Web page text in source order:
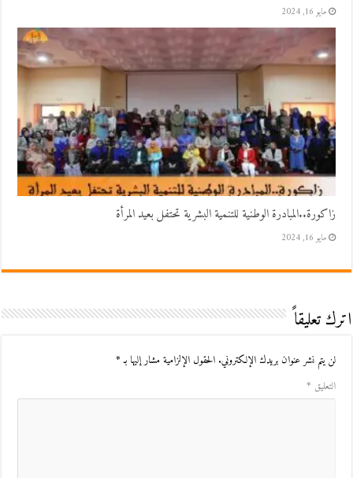
مايو 16, 2024
زاكورة..المبادرة الوطنية للتنمية البشرية تحتفل بعيد المرأة
مايو 16, 2024
اترك تعليقاً
لن يتم نشر عنوان بريدك الإلكتروني. الحقول الإلزامية مشار إليها بـ*
التعليق *